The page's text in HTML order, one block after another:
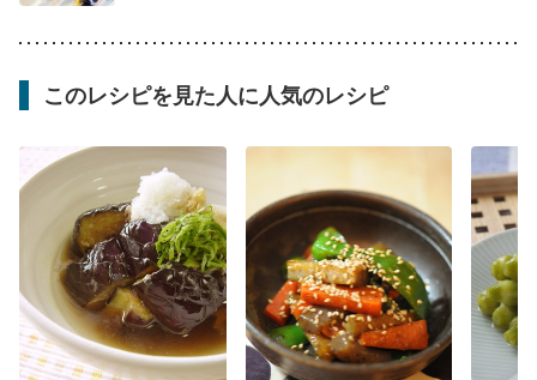
このレシピを見た人に人気のレシピ